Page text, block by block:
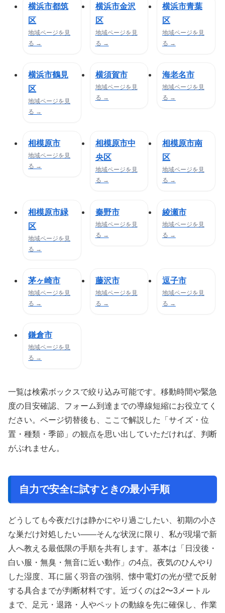
横浜市都筑
区
地域ページを見
る →
横浜市金沢
区
地域ページを見
る →
横浜市青葉
区
地域ページを見
る →
横浜市鶴見
区
地域ページを見
る →
横須賀市
地域ページを見
る →
海老名市
地域ページを見
る →
相模原市
地域ページを見
る →
相模原市中
央区
地域ページを見
る →
相模原市南
区
地域ページを見
る →
相模原市緑
区
地域ページを見
る →
秦野市
地域ページを見
る →
綾瀬市
地域ページを見
る →
茅ヶ崎市
地域ページを見
る →
藤沢市
地域ページを見
る →
逗子市
地域ページを見
る →
鎌倉市
地域ページを見
る →
一覧は検索ボックスで絞り込み可能です。移動時間や緊急
度の目安確認、フォーム到達までの導線短縮にお役立てく
ださい。ページ切替後も、ここで解説した「サイズ・位
置・種類・季節」の観点を思い出していただければ、判断
がぶれません。
自力で安全に試すときの最小手順
どうしても今夜だけは静かにやり過ごしたい、初期の小さ
な巣だけ対処したい――そんな状況に限り、私が現場で新
人へ教える最低限の手順を共有します。基本は「日没後・
白い服・無臭・無音に近い動作」の4点。夜気のひんやり
した湿度、耳に届く羽音の強弱、懐中電灯の光が壁で反射
する具合までが判断材料です。近づくのは2〜3メートル
まで、足元・退路・人やペットの動線を先に確保し、作業